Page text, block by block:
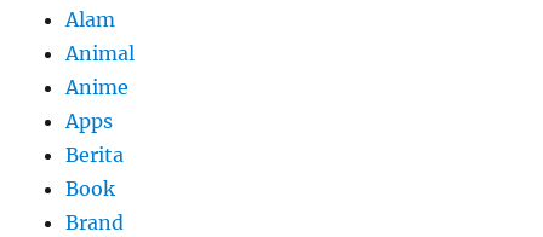
Alam
Animal
Anime
Apps
Berita
Book
Brand